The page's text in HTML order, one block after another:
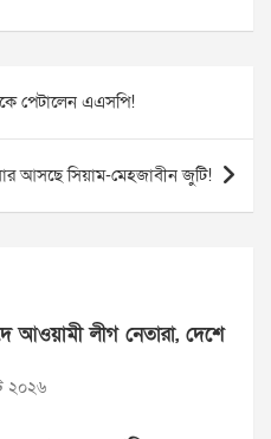
পেটালেন এএসপি!
আসছে সিয়াম-মেহজাবীন জুটি!
আওয়ামী লীগ নেতারা, দেশে
২০২৬